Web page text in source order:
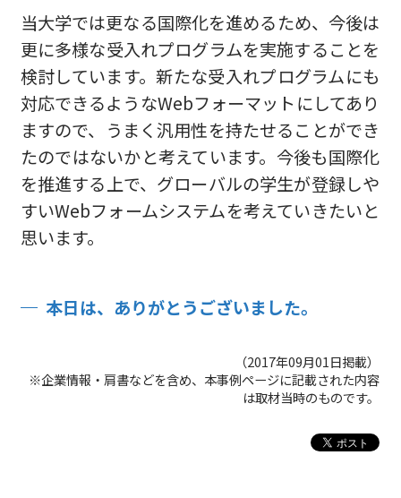
当大学では更なる国際化を進めるため、今後は
更に多様な受入れプログラムを実施することを
検討しています。新たな受入れプログラムにも
対応できるようなWebフォーマットにしてあり
ますので、うまく汎用性を持たせることができ
たのではないかと考えています。今後も国際化
を推進する上で、グローバルの学生が登録しや
すいWebフォームシステムを考えていきたいと
思います。
本日は、ありがとうございました。
（2017年09月01日掲載）
※企業情報・肩書などを含め、本事例ページに記載された内容
は取材当時のものです。